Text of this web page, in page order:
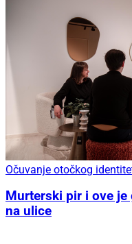
Očuvanje otočkog
Murterski pir i ove
na ulice